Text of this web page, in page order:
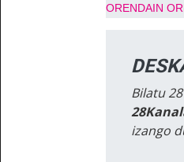
ORENDAIN
Bilatu
izango